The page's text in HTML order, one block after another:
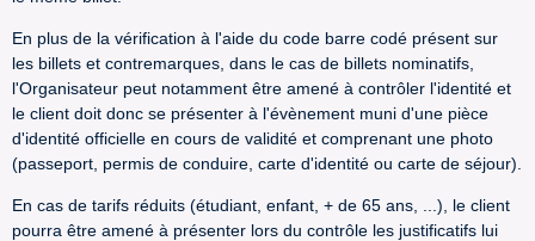
En plus de la vérification à l'aide du code barre codé présent sur
les billets et contremarques, dans le cas de billets nominatifs,
l'Organisateur peut notamment être amené à contrôler l'identité et
le client doit donc se présenter à l'évènement muni d'une pièce
d'identité officielle en cours de validité et comprenant une photo
(passeport, permis de conduire, carte d'identité ou carte de séjour).
En cas de tarifs réduits (étudiant, enfant, + de 65 ans, ...), le client
pourra être amené à présenter lors du contrôle les justificatifs lui